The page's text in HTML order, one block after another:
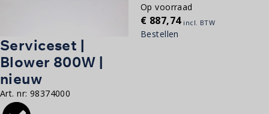
Serviceset |
Blower 800W |
nieuw
Art. nr: 98374000
Op voorraad
€ 887,74 incl. BTW
Bestellen